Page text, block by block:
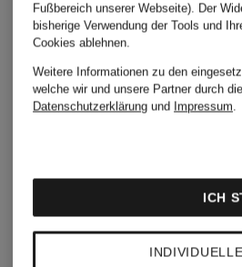
120 €
Bestpreis:
Ursprünglich:
178 €
Fußbereich unserer Webseite). Der
bisherige Verwendung der Tools und
Cookies ablehnen.
Weitere Informationen zu den
welche wir und unsere Partner durch
Datenschutzerklärung und Impressum.
ICH